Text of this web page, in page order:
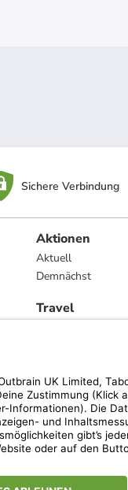
Sichere Verbindung
Aktionen
Aktuell
Demnächst
Travel
sich auf den Streichpreis.